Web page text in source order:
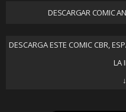
DESCARGAR COMIC
DESCARGA ESTE COMIC CBR,
LA